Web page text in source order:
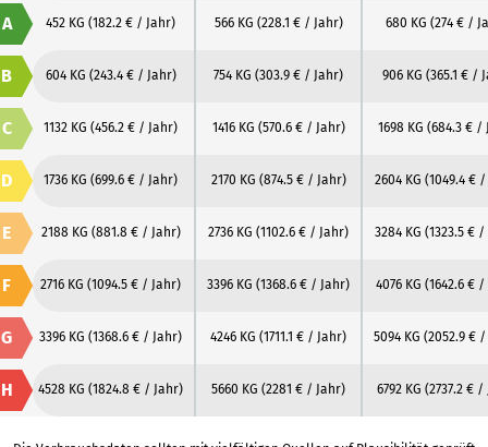
A 452 KG (182.2 € / Jahr) 566 KG (228.1 € / Jahr) 680 KG (274 € /
B 604 KG (243.4 € / Jahr) 754 KG (303.9 € / Jahr) 906 KG (365.1 € /
C 1132 KG (456.2 € / Jahr) 1416 KG (570.6 € / Jahr) 1698 KG (684.3 € /
D 1736 KG (699.6 € / Jahr) 2170 KG (874.5 € / Jahr) 2604 KG (1049.4 €
E 2188 KG (881.8 € / Jahr) 2736 KG (1102.6 € / Jahr) 3284 KG (1323.5 € /
F 2716 KG (1094.5 € / Jahr) 3396 KG (1368.6 € / Jahr) 4076 KG (1642.6 € /
G 3396 KG (1368.6 € / Jahr) 4246 KG (1711.1 € / Jahr) 5094 KG (2052.9 €
H 4528 KG (1824.8 € / Jahr) 5660 KG (2281 € / Jahr) 6792 KG (2737.2 € /